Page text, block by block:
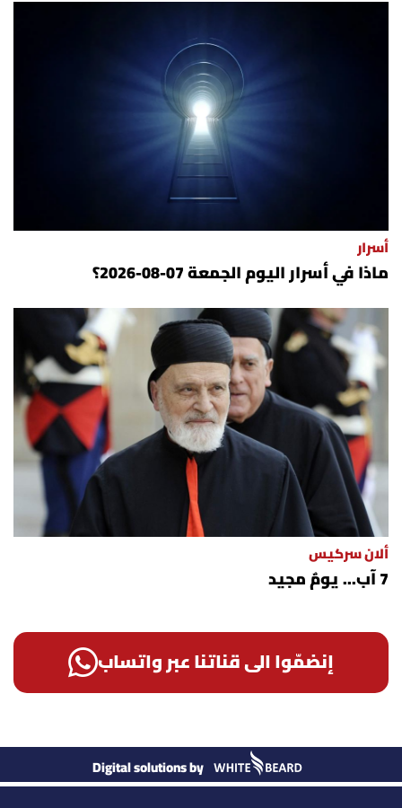
أسرار
ماذا في أسرار اليوم الجمعة 07-08-2026؟
ألان سركيس
7 آب... يومٌ مجيد
إنضمّوا الى قناتنا عبر واتساب
Digital solutions by